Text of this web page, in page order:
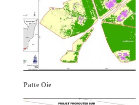
Patte Oie